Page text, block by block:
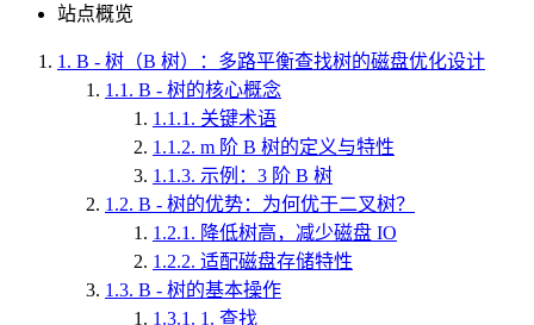
站点概览
1. B - 树（B 树）：多路平衡查找树的磁盘优化设计
1.1. B - 树的核心概念
1.1.1. 关键术语
1.1.2. m 阶 B 树的定义与特性
1.1.3. 示例：3 阶 B 树
1.2. B - 树的优势：为何优于二叉树？
1.2.1. 降低树高，减少磁盘 IO
1.2.2. 适配磁盘存储特性
1.3. B - 树的基本操作
1.3.1. 1. 查找